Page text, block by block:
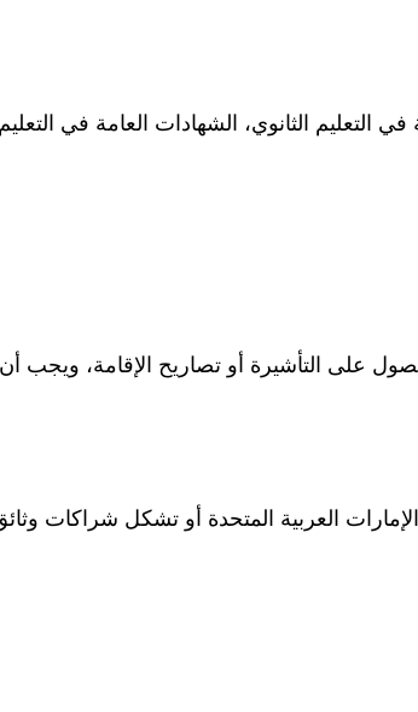
التعليم الثانوي، الشهادات العامة في
على التأشيرة أو تصاريح الإقامة،
العربية المتحدة أو تشكل شراكات